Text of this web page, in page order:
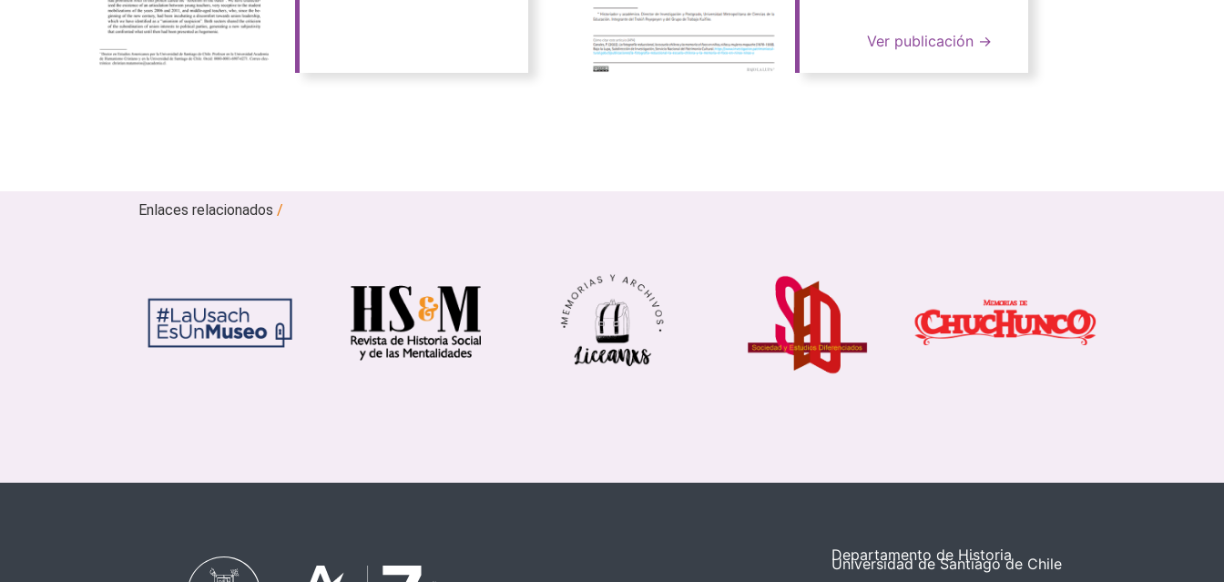
Ver publicación →
Enlaces relacionados/
Departamento de Historia
Universidad de Santiago de Chile